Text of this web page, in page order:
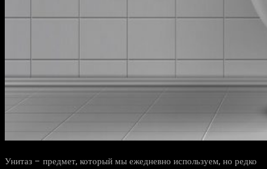
Унитаз – предмет, который мы ежедневно используем, но редко